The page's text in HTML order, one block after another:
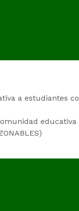
a estudiantes
educativa